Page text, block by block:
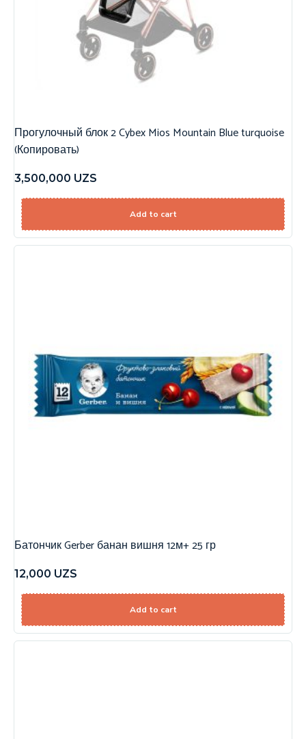
Прогулочный блок 2 Cybex Mios Mountain Blue turquoise
(Копировать)
3,500,000 UZS
Add to cart
Батончик Gerber банан вишня 12м+ 25 гр
12,000 UZS
Add to cart